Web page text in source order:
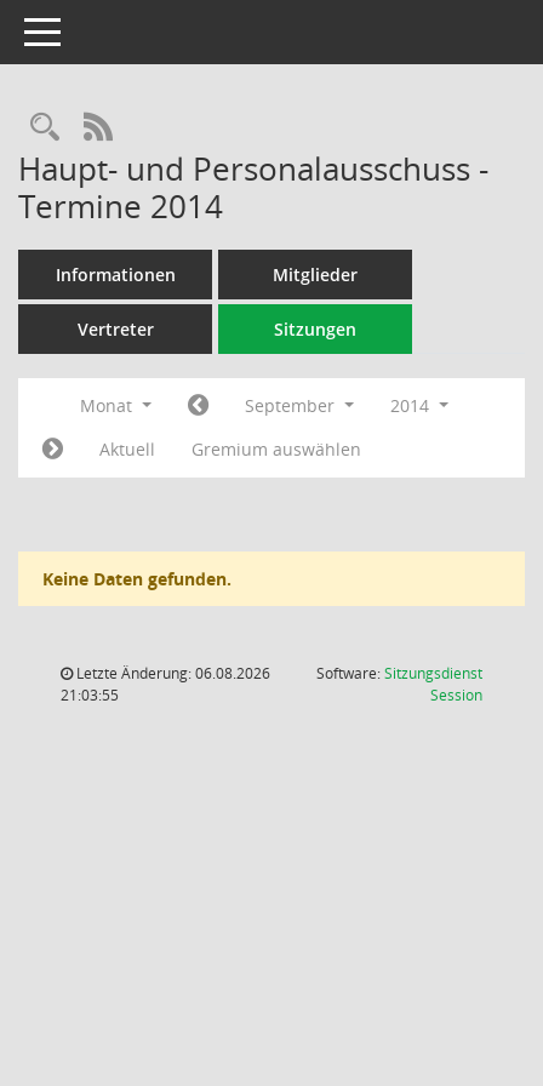
Toggle navigation
Rechercheauswahl
RSS-Feed
Haupt- und Personalausschuss -
Termine 2014
Informationen Mitglieder
Vertreter Sitzungen
Monat September
2014
Aktuell
Gremium auswählen
Keine Daten gefunden.
Letzte Änderung: 06.08.2026
21:03:55
Software:Sitzungsdienst
Session(Wird in